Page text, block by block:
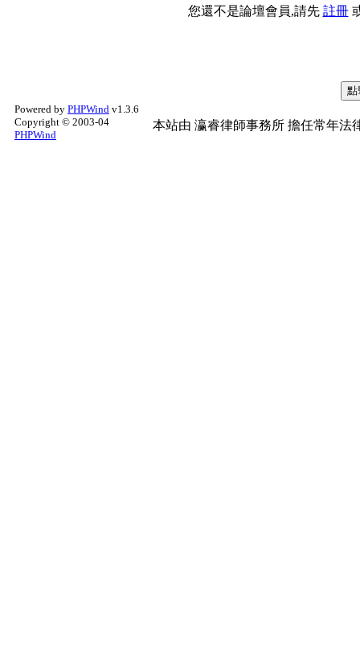
您還不是論壇會員,請先 註冊
Powered by PHPWind v1.3.6
Copyright © 2003-04
PHPWind
本站由 瀛睿律師事務所 擔任常年法